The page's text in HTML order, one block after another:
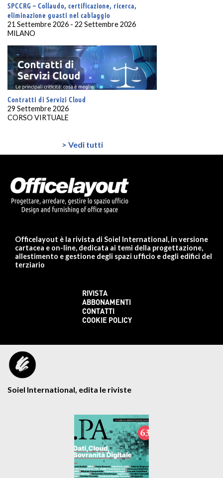
SPCCRG – Collaudo, certificazione, ricerca,
eliminazione guasti nel cablaggio
21 Settembre 2026 - 22 Settembre 2026
MILANO
Contratti di Servizi Cloud
29 Settembre 2026
CORSO VIRTUALE
> Vedi tutti
Officelayout è la rivista di Soiel International, in versione
cartacea e on-line, dedicata ai temi della progettazione,
allestimento e gestione degli spazi ufficio e degli edifici del
terziario
RIVISTA
ABBONAMENTI
CONTATTI
COOKIE POLICY
Soiel International, edita le riviste